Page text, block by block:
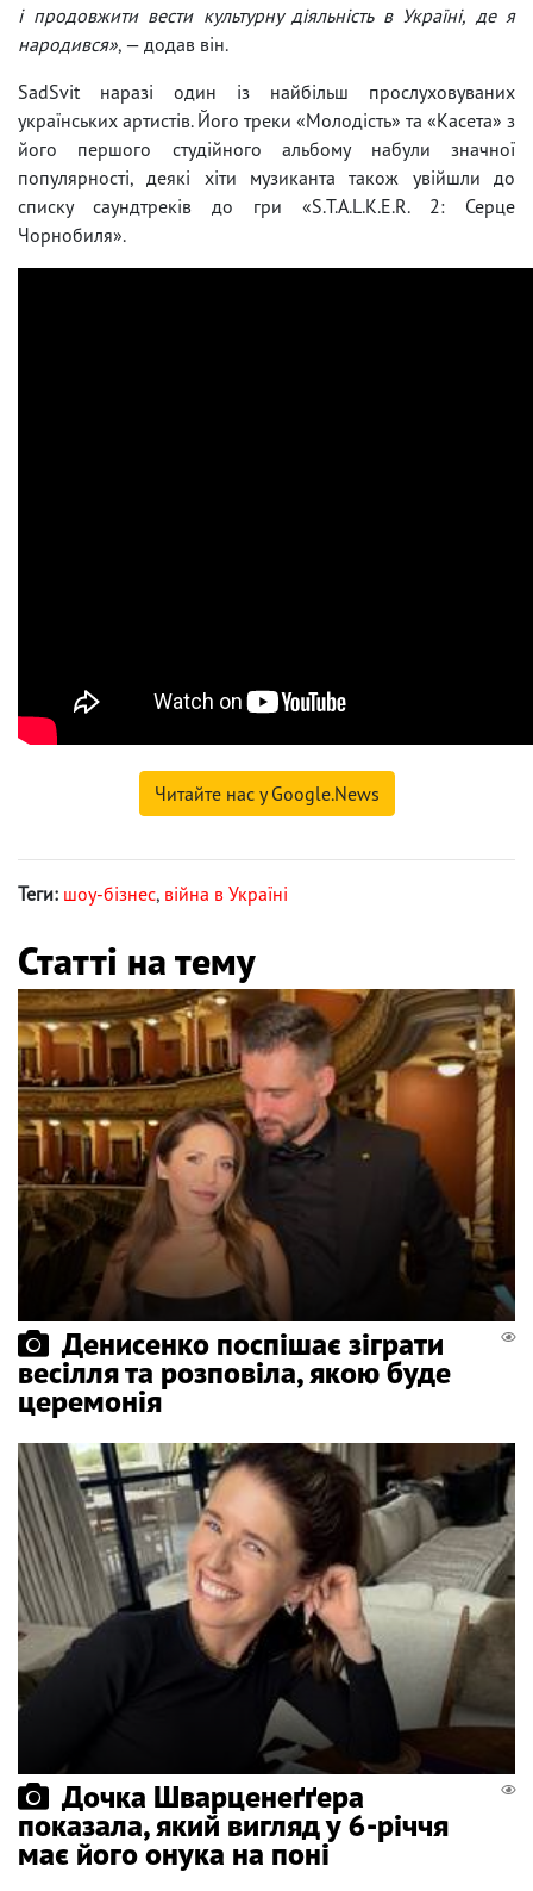
і продовжити вести культурну діяльність в Україні, де я
народився», — додав він.
SadSvit наразі один із найбільш прослуховуваних
українських артистів. Його треки «Молодість» та «Касета» з
його першого студійного альбому набули значної
популярності, деякі хіти музиканта також увійшли до
списку саундтреків до гри «S.T.A.L.K.E.R. 2: Серце
Чорнобиля».
Читайте нас у Google.News
Теги: шоу-бізнес, війна в Україні
Статті на тему
Денисенко поспішає зіграти
весілля та розповіла, якою буде
церемонія
Дочка Шварценеґґера
показала, який вигляд у 6-річчя
має його онука на поні